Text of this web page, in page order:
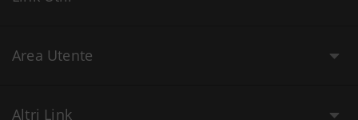
Area Utente
Altri Link